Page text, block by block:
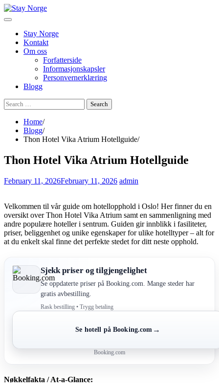
Skip
to
Stay Norge
Kontakt
Om oss
Forfatterside
Informasjonskapsler
Personvernerklæring
Blogg
Search
for:
Home
Blogg
Thon Hotel Vika Atrium Hotellguide
Thon Hotel Vika Atrium Hotellguide
February 11, 2026February 11, 2026 admin
Velkommen til vår guide om hotellopphold i Oslo! Her finner du en
oversikt over Thon Hotel Vika Atrium samt en sammenligning med
andre populære hoteller i sentrum. Guiden gir innblikk i fasiliteter,
priser, beliggenhet og unike egenskaper for ulike hotelltyper – alt for
at du enkelt skal finne det perfekte stedet for ditt neste opphold.
Sjekk priser og tilgjengelighet
Se oppdaterte priser på Booking.com. Mange steder har
gratis avbestilling.
Rask bestilling • Trygg betaling
Se hotell på Booking.com →
Booking.com
Nøkkelfakta / At-a-Glance: